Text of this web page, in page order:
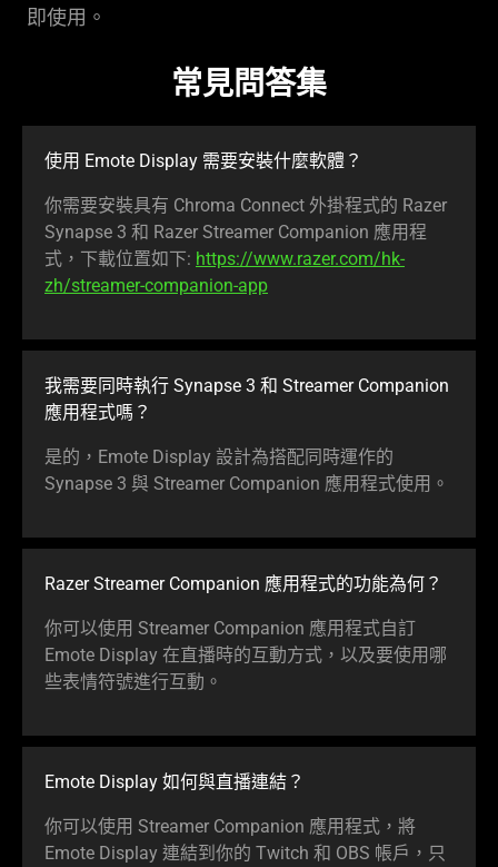
即使用。
常見問答集
使用 Emote Display 需要安裝什麼軟體？
你需要安裝具有 Chroma Connect 外掛程式的 Razer
Synapse 3 和 Razer Streamer Companion 應用程
式，下載位置如下: https://www.razer.com/hk-
zh/streamer-companion-app
我需要同時執行 Synapse 3 和 Streamer Companion
應用程式嗎？
是的，Emote Display 設計為搭配同時運作的
Synapse 3 與 Streamer Companion 應用程式使用。
Razer Streamer Companion 應用程式的功能為何？
你可以使用 Streamer Companion 應用程式自訂
Emote Display 在直播時的互動方式，以及要使用哪
些表情符號進行互動。
Emote Display 如何與直播連結？
你可以使用 Streamer Companion 應用程式，將
Emote Display 連結到你的 Twitch 和 OBS 帳戶，只